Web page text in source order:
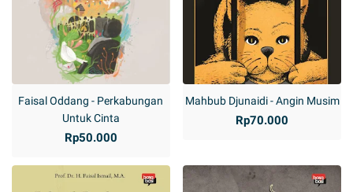
Faisal Oddang - Perkabungan
Untuk Cinta
Rp50.000
Mahbub Djunaidi - Angin Musim
Rp70.000